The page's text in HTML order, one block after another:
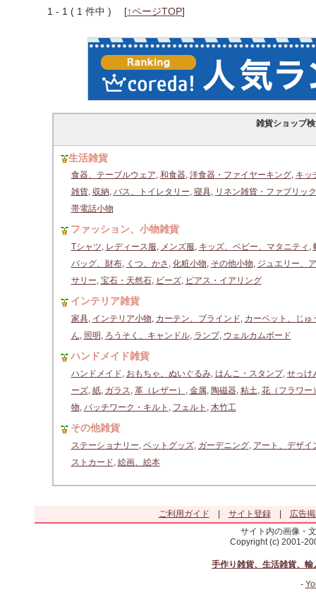
1 - 1 ( 1 件中 ) [↑ページTOP]
雑貨ショップ
生活雑貨
食器、テーブルウェア, 和食器, 洋食器・ファイヤーキング, キッ
雑貨, 収納, バス、トイレタリー, 寝具, リネン雑貨・ファブリック
帯電話小物
ファッション、小物雑貨
Tシャツ, レディース服, メンズ服, キッズ、ベビー、マタニティ ,
バッグ、財布, くつ、かさ , 化粧小物, その他小物, ジュエリー、
サリー, 宝石・天然石, ビーズ, ピアス・イアリング
インテリア雑貨
家具, インテリア小物, カーテン、ブラインド, カーペット、じゅ
ん, 照明 , ろうそく、キャンドル, ランプ, ウェルカムボード
ハンドメイド雑貨
ハンドメイド, おもちゃ、ぬいぐるみ, はんこ・スタンプ, せっけ
ーズ, 紙, ガラス, 革（レザー） , 金属, 陶磁器, 粘土, 花（フラワー
物, パッチワーク・キルト , フェルト , 木竹工
その他雑貨
ステーショナリー, ペットグッズ, ガーデニング, アート、デザイ
ストカード, 絵画、絵本
ご利用ガイド サイト登録|
広告
サイト内の画像・
Copyright (c) 2001-
手作り雑貨、生活雑貨、
-